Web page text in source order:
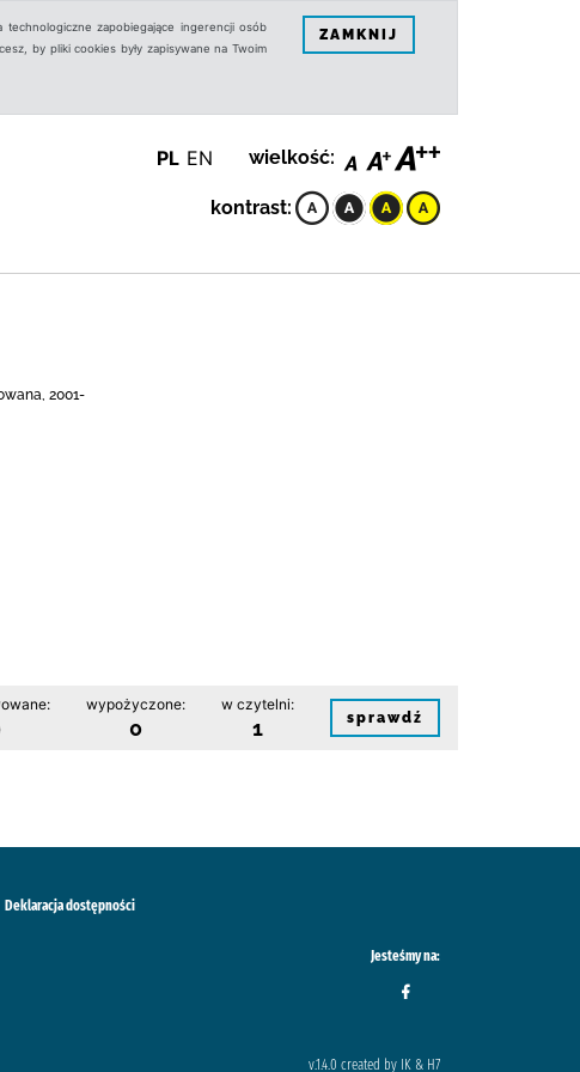
zapobiegające ingerencji osób
by pliki cookies były zapisywane na Twoim
ZAMKNIJ
PL EN wielkość:
kontrast:
2001-
wypożyczone:
0
w czytelni:
1 sprawdź
Deklaracja dostępności
Jesteśmy na:
v.1.4.0 created by IK & H7